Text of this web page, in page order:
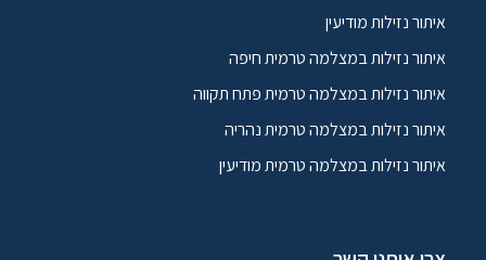
איתור נזילות מודיעין
איתור נזילות במצלמה טרמית חיפה
איתור נזילות במצלמה טרמית פתח תקווה
איתור נזילות במצלמה טרמית נהריה
איתור נזילות במצלמה טרמית מודיעין